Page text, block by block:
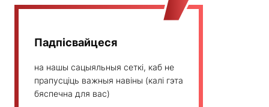
Падпісвайцеся
на нашы сацыяльныя сеткі, каб не
прапусціць важныя навіны (калі гэта
бяспечна для вас)